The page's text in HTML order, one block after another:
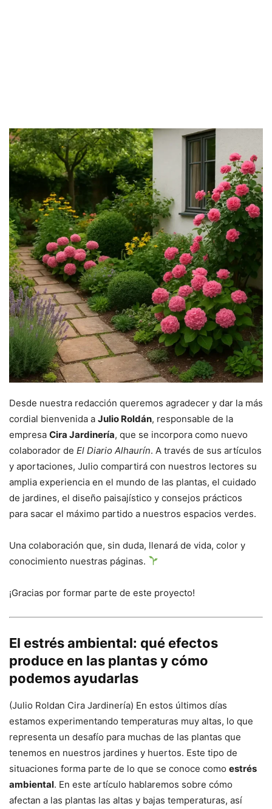
Desde nuestra redacción queremos agradecer y dar la más
cordial bienvenida a Julio Roldán, responsable de la
empresa Cira Jardinería, que se incorpora como nuevo
colaborador de El Diario Alhaurín. A través de sus artículos
y aportaciones, Julio compartirá con nuestros lectores su
amplia experiencia en el mundo de las plantas, el cuidado
de jardines, el diseño paisajístico y consejos prácticos
para sacar el máximo partido a nuestros espacios verdes.
Una colaboración que, sin duda, llenará de vida, color y
conocimiento nuestras páginas.
¡Gracias por formar parte de este proyecto!
El estrés ambiental: qué efectos
produce en las plantas y cómo
podemos ayudarlas
(Julio Roldan Cira Jardinería) En estos últimos días
estamos experimentando temperaturas muy altas, lo que
representa un desafío para muchas de las plantas que
tenemos en nuestros jardines y huertos. Este tipo de
situaciones forma parte de lo que se conoce como estrés
ambiental. En este artículo hablaremos sobre cómo
afectan a las plantas las altas y bajas temperaturas, así